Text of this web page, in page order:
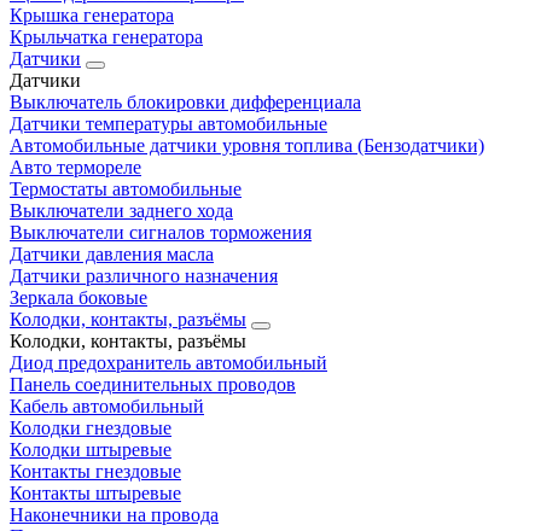
Крышка генератора
Крыльчатка генератора
Датчики
Датчики
Выключатель блокировки дифференциала
Датчики температуры автомобильные
Автомобильные датчики уровня топлива (Бензодатчики)
Авто термореле
Термостаты автомобильные
Выключатели заднего хода
Выключатели сигналов торможения
Датчики давления масла
Датчики различного назначения
Зеркала боковые
Колодки, контакты, разъёмы
Колодки, контакты, разъёмы
Диод предохранитель автомобильный
Панель соединительных проводов
Кабель автомобильный
Колодки гнездовые
Колодки штыревые
Контакты гнездовые
Контакты штыревые
Наконечники на провода